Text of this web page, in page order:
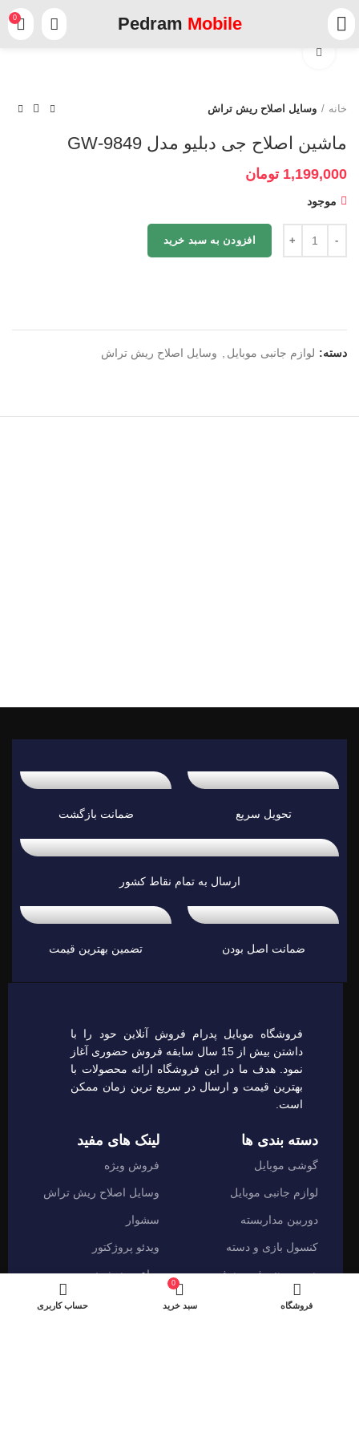
Pedram Mobile
0
خانه وسایل اصلاح ریش تراش
ماشین اصلاح جی دبلیو مدل GW-9849
1,199,000 تومان
موجود
افزودن به سبد خرید
دسته: لوازم جانبی موبایل وسایل اصلاح ریش تراش
تحویل سریع ضمانت بازگشت
ارسال به تمام نقاط کشور
ضمانت اصل بودن تضمین بهترین قیمت
فروشگاه موبایل پدرام فروش آنلاین حود را با
داشتن بیش از 15 سال سابقه فروش حضوری آغاز
نمود. هدف ما در این فروشگاه ارائه محصولات با
بهترین قیمت و ارسال در سریع ترین زمان ممکن
است.
دسته بندی ها
گوشی موبایل
لوازم جانبی موبایل
دوربین مداربسته
کنسول بازی و دسته
هدست هندزفری هدفون
لینک های مفید
فروش ویژه
وسایل اصلاح ریش تراش
سشوار
ویدئو پروژکتور
ساعت هوشمند
نماد های اعتماد
فروشگاه
0
سبد خرید حساب کاربری